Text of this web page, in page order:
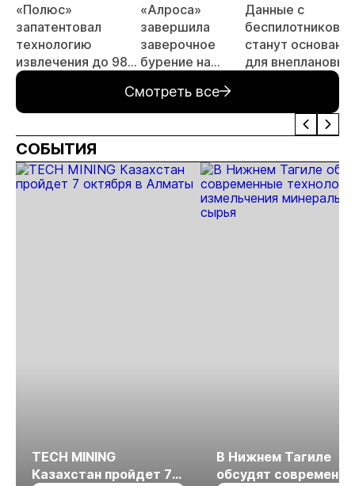
«Полюс»
запатентовал
технологию
извлечения до 98%
золота из
металлургического
шлака
«Алроса»
завершила
заверочное
бурение на
месторождении
Дегдекан
Данные с
беспилотников
станут
для внеплановых
Смотреть все
СОБЫТИЯ
TECH MINING
Казахстан пройдет 7
В Нижнем Тагиле
обсудят